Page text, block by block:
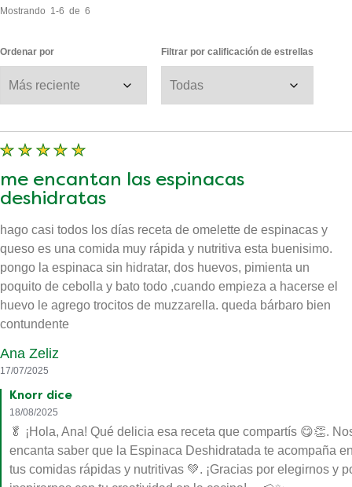
Mostrando 1-6 de 6
Ordenar por Filtrar por calificación de estrellas
me encantan las espinacas
deshidratas
hago casi todos los días receta de omelette de espinacas y
queso es una comida muy rápida y nutritiva esta buenisimo.
pongo la espinaca sin hidratar, dos huevos, pimienta un
poquito de cebolla y bato todo ,cuando empieza a hacerse el
huevo le agrego trocitos de muzzarella. queda bárbaro bien
contundente
Ana Zeliz
17/07/2025
Knorr dice
18/08/2025
🥬 ¡Hola, Ana! Qué delicia esa receta que compartís 😋👏.
encanta saber que la Espinaca Deshidratada te acompaña
tus comidas rápidas y nutritivas 💚. ¡Gracias por elegirnos y